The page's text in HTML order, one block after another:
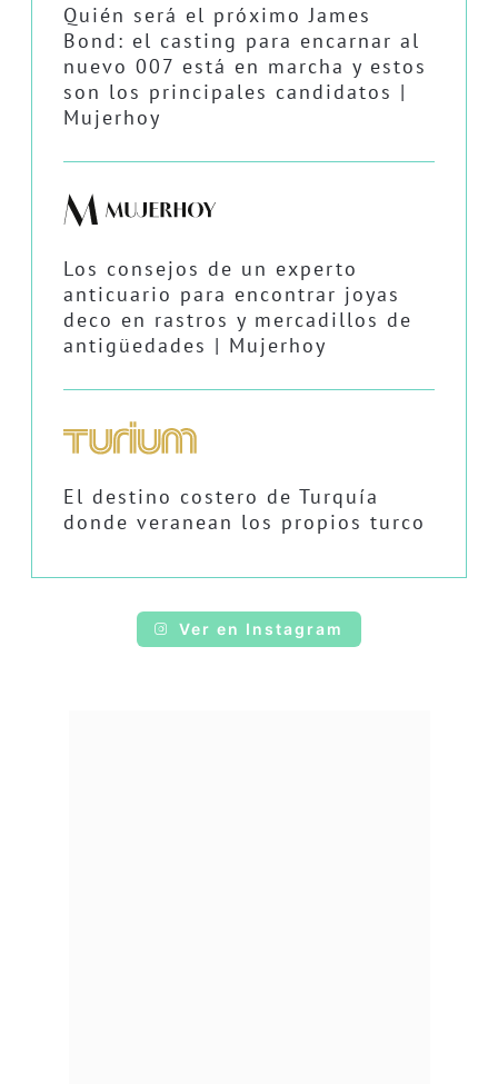
Quién será el próximo James
Bond: el casting para encarnar al
nuevo 007 está en marcha y estos
son los principales candidatos |
Mujerhoy
Los consejos de un experto
anticuario para encontrar joyas
deco en rastros y mercadillos de
antigüedades | Mujerhoy
El destino costero de Turquía
donde veranean los propios turco
Ver en Instagram